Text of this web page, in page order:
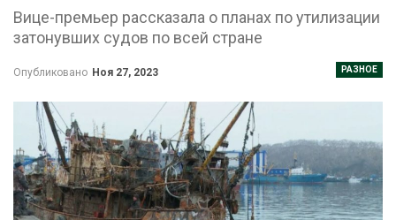
Вице-премьер рассказала о планах по утилизации
затонувших судов по всей стране
РАЗНОЕ
Опубликовано Ноя 27, 2023